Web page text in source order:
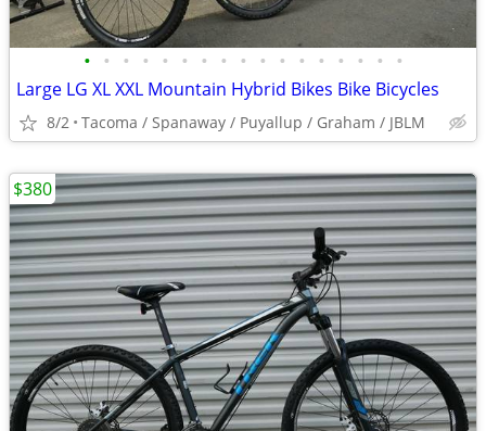
• • • • • • • • • • • • • • • • •
Large LG XL XXL Mountain Hybrid Bikes Bike Bicycles
8/2 Tacoma / Spanaway / Puyallup / Graham / JBLM
$380